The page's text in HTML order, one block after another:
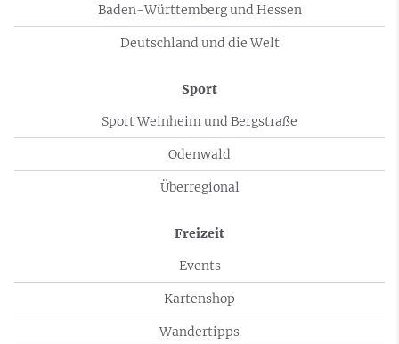
Baden-Württemberg und Hessen
Deutschland und die Welt
Sport
Sport Weinheim und Bergstraße
Odenwald
Überregional
Freizeit
Events
Kartenshop
Wandertipps